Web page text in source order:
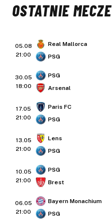
OSTATNIE MECZE
05.08
21:00
Real Mallorca
PSG
30.05
18:00
PSG
Arsenal
17.05
21:00
Paris FC
PSG
13.05
21:00
Lens
PSG
10.05
21:00
PSG
Brest
06.05
21:00
Bayern Monachium
PSG